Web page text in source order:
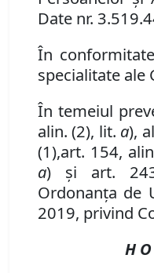
Date nr. 3.519.
În
specialitate ale
În temeiul
alin. (2), lit. a),
(1),art. 154,
a) și art.
Ordonanța de
2019, privind
H